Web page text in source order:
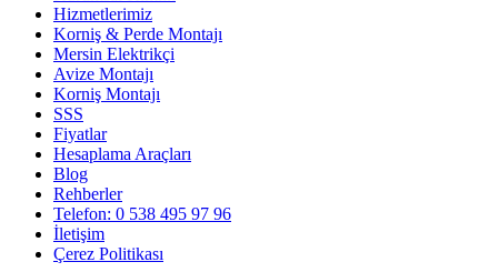
Hizmetlerimiz
Korniş & Perde Montajı
Mersin Elektrikçi
Avize Montajı
Korniş Montajı
SSS
Fiyatlar
Hesaplama Araçları
Blog
Rehberler
Telefon: 0 538 495 97 96
İletişim
Çerez Politikası